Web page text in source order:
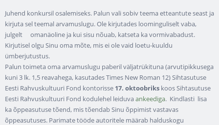
Juhend konkursil osalemiseks. Palun vali sobiv teema etteantute seast ja
kirjuta sel teemal arvamuslugu. Ole kirjutades loominguliselt vaba,
julgelt omanäoline ja kui sisu nõuab, katseta ka vormivabadust.
Kirjutisel olgu Sinu oma mõte, mis ei ole vaid loetu-kuuldu
ümberjutustus.
Palun toimeta oma arvamuslugu paberil väljatrükituna (arvutipikkusega
kuni 3 lk. 1,5 reavahega, kasutades Times New Roman 12) Sihtasutuse
Eesti Rahvuskultuuri Fond kontorisse 17. oktoobriks koos Sihtasutuse
Eesti Rahvuskultuuri Fond kodulehel leiduvaankeediga. Kindlasti lisa
ka õppeasutuse tõend, mis tõendab Sinu õppimist vastavas
õppeasutuses. Parimate tööde autoritele määrab halduskogu